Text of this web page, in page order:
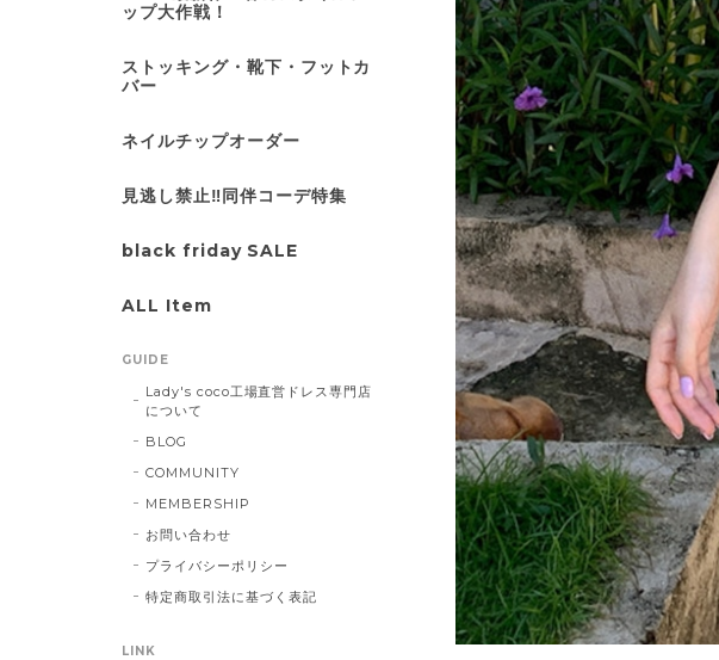
ップ大作戦！
ストッキング・靴下・フットカ
バー
ネイルチップオーダー
見逃し禁止‼同伴コーデ特集
black friday SALE
ALL Item
GUIDE
Lady's coco工場直営ドレス専門店
について
BLOG
COMMUNITY
MEMBERSHIP
お問い合わせ
プライバシーポリシー
特定商取引法に基づく表記
LINK